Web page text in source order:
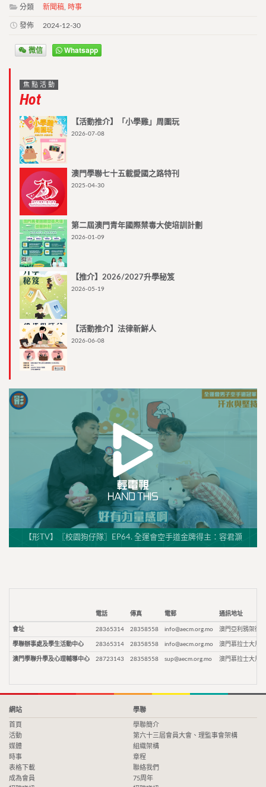
分類 新聞稿 時事
發佈 2024-12-30
微信 Whatsapp
焦點活動
Hot
【活動推介】「小學雞」周圍玩
2026-07-08
澳門學聯七十五載愛國之路特刊
2025-04-30
第二屆澳門青年國際禁毒大使培訓計劃
2026-01-09
【推介】2026/2027升學秘笈
2026-05-19
【活動推介】法律新鮮人
2026-06-08
【形TV】〖校園狗仔隊〗EP64. 全運會空手道金牌得主：容君灝
電話 傳真 電郵 通訊地址
會址 28365314 28358558 info@aecm.org.mo 澳門亞利鴉架街9
學聯辦事處及學生活動中心 28365314 28358558 info@aecm.org.mo 澳門慕拉士大馬
澳門學聯升學及心理輔導中心 28723143 28358558 sup@aecm.org.mo 澳門慕拉士大馬
網站
首頁
活動
媒體
時事
表格下載
成為會員
學聯
學聯簡介
第六十三屆會員大會、理監事會架構
組織架構
章程
聯絡我們
75周年